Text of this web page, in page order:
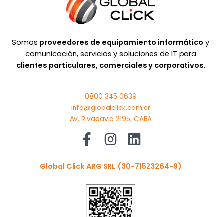
Somos proveedores de equipamiento informático y
comunicación, servicios y soluciones de IT para
clientes particulares, comerciales y corporativos.
0800 345 0639
info@globalclick.com.ar
Av. Rivadavia 2195, CABA
Global Click ARG SRL (30-71523264-9)